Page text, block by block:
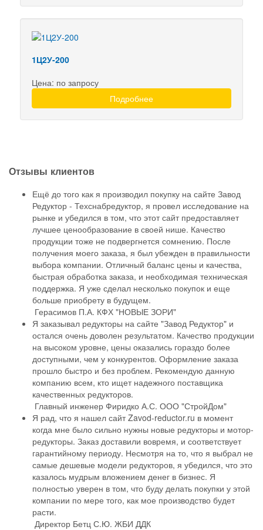
1Ц2У-200
Цена: по запросу
Подробнее
Отзывы клиентов
Ещё до того как я производил покупку на сайте Завод
Редуктор - Техснабредуктор, я провел исследование на
рынке и убедился в том, что этот сайт предоставляет
лучшее ценообразование в своей нише. Качество
продукции тоже не подвергнется сомнению. После
получения моего заказа, я был убежден в правильности
выбора компании. Отличный баланс цены и качества,
быстрая обработка заказа, и необходимая техническая
поддержка. Я уже сделал несколько покупок и еще
больше приобрету в будущем.
Герасимов П.А. КФХ "НОВЫЕ ЗОРИ"
Я заказывал редукторы на сайте "Завод Редуктор" и
остался очень доволен результатом. Качество продукции
на высоком уровне, цены оказались гораздо более
доступными, чем у конкурентов. Оформление заказа
прошло быстро и без проблем. Рекомендую данную
компанию всем, кто ищет надежного поставщика
качественных редукторов.
Главный инженер Фиридко А.С. ООО "СтройДом"
Я рад, что я нашел сайт Zavod-reductor.ru в момент
когда мне было сильно нужны новые редукторы и мотор-
редукторы. Заказ доставили вовремя, и соответствует
гарантийному периоду. Несмотря на то, что я выбрал не
самые дешевые модели редукторов, я убедился, что это
казалось мудрым вложением денег в бизнес. Я
полностью уверен в том, что буду делать покупки у этой
компании по мере того, как мое производство будет
расти.
Директор Бетц С.Ю. ЖБИ ДДК